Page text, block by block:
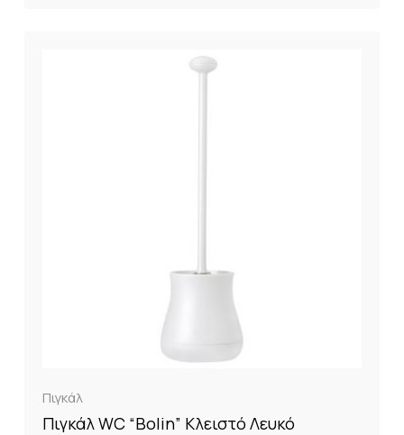
Πιγκάλ
Πιγκάλ WC “Bolin” Κλειστό Λευκό